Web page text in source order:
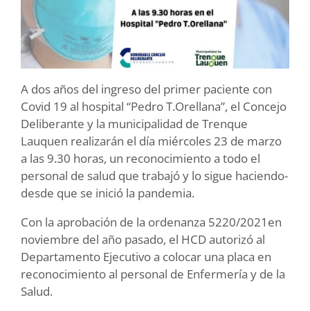
A dos años del ingreso del primer paciente con
Covid 19 al hospital “Pedro T.Orellana”, el Concejo
Deliberante y la municipalidad de Trenque
Lauquen realizarán el día miércoles 23 de marzo
a las 9.30 horas, un reconocimiento a todo el
personal de salud que trabajó y lo sigue haciendo-
desde que se inició la pandemia.
Con la aprobación de la ordenanza 5220/2021en
noviembre del año pasado, el HCD autorizó al
Departamento Ejecutivo a colocar una placa en
reconocimiento al personal de Enfermería y de la
Salud.